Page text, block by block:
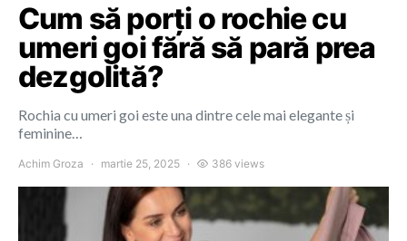
Cum să porți o rochie cu
umeri goi fără să pară prea
dezgolită?
Rochia cu umeri goi este una dintre cele mai elegante și
feminine…
Achim Groza martie 25, 2025 386 views